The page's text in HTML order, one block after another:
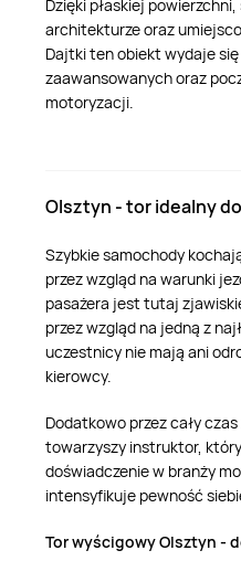
Dzięki płaskiej
architekturze oraz
Dajtki ten obiekt wydaje
zaawansowanych oraz
motoryzacji.
Olsztyn - tor idealny
Szybkie samochody
przez wzgląd na warunki
pasażera jest tutaj
przez wzgląd na jedną z
uczestnicy nie mają ani
kierowcy.
Dodatkowo przez cały
towarzyszy instruktor,
doświadczenie w branży
intensyfikuje pewność
Tor wyścigowy Olsztyn -